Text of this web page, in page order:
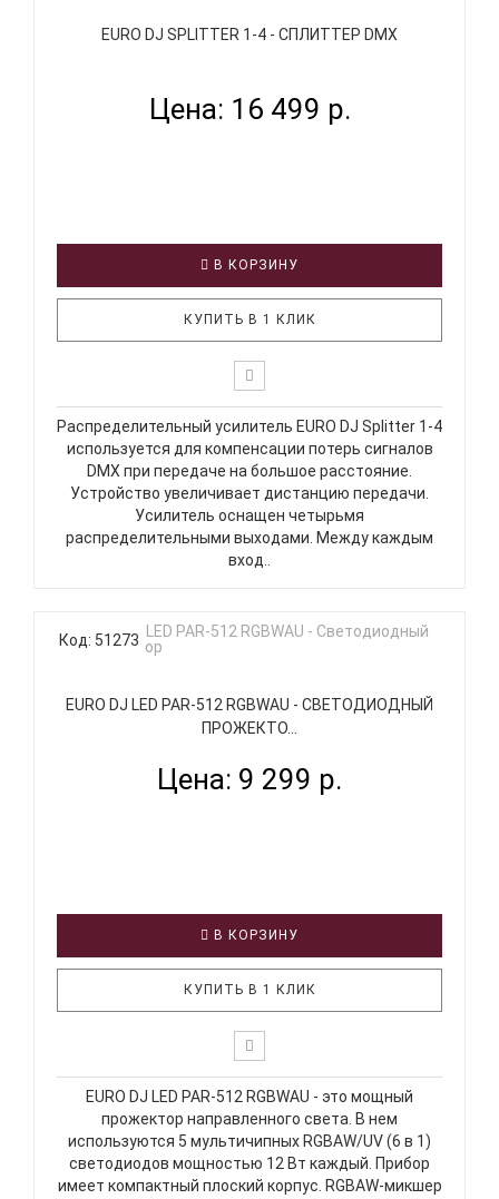
EURO DJ SPLITTER 1-4 - СПЛИТТЕР DMX
Цена: 16 499 р.
В КОРЗИНУ
КУПИТЬ В 1 КЛИК
Распределительный усилитель EURO DJ Splitter 1-4
используется для компенсации потерь сигналов
DMX при передаче на большое расстояние.
Устройство увеличивает дистанцию передачи.
Усилитель оснащен четырьмя
распределительными выходами. Между каждым
вход..
Код: 51273
EURO DJ LED PAR-512 RGBWAU - СВЕТОДИОДНЫЙ
ПРОЖЕКТО...
Цена: 9 299 р.
В КОРЗИНУ
КУПИТЬ В 1 КЛИК
EURO DJ LED PAR-512 RGBWAU - это мощный
прожектор направленного света. В нем
используются 5 мультичипных RGBAW/UV (6 в 1)
светодиодов мощностью 12 Вт каждый. Прибор
имеет компактный плоский корпус. RGBAW-микшер